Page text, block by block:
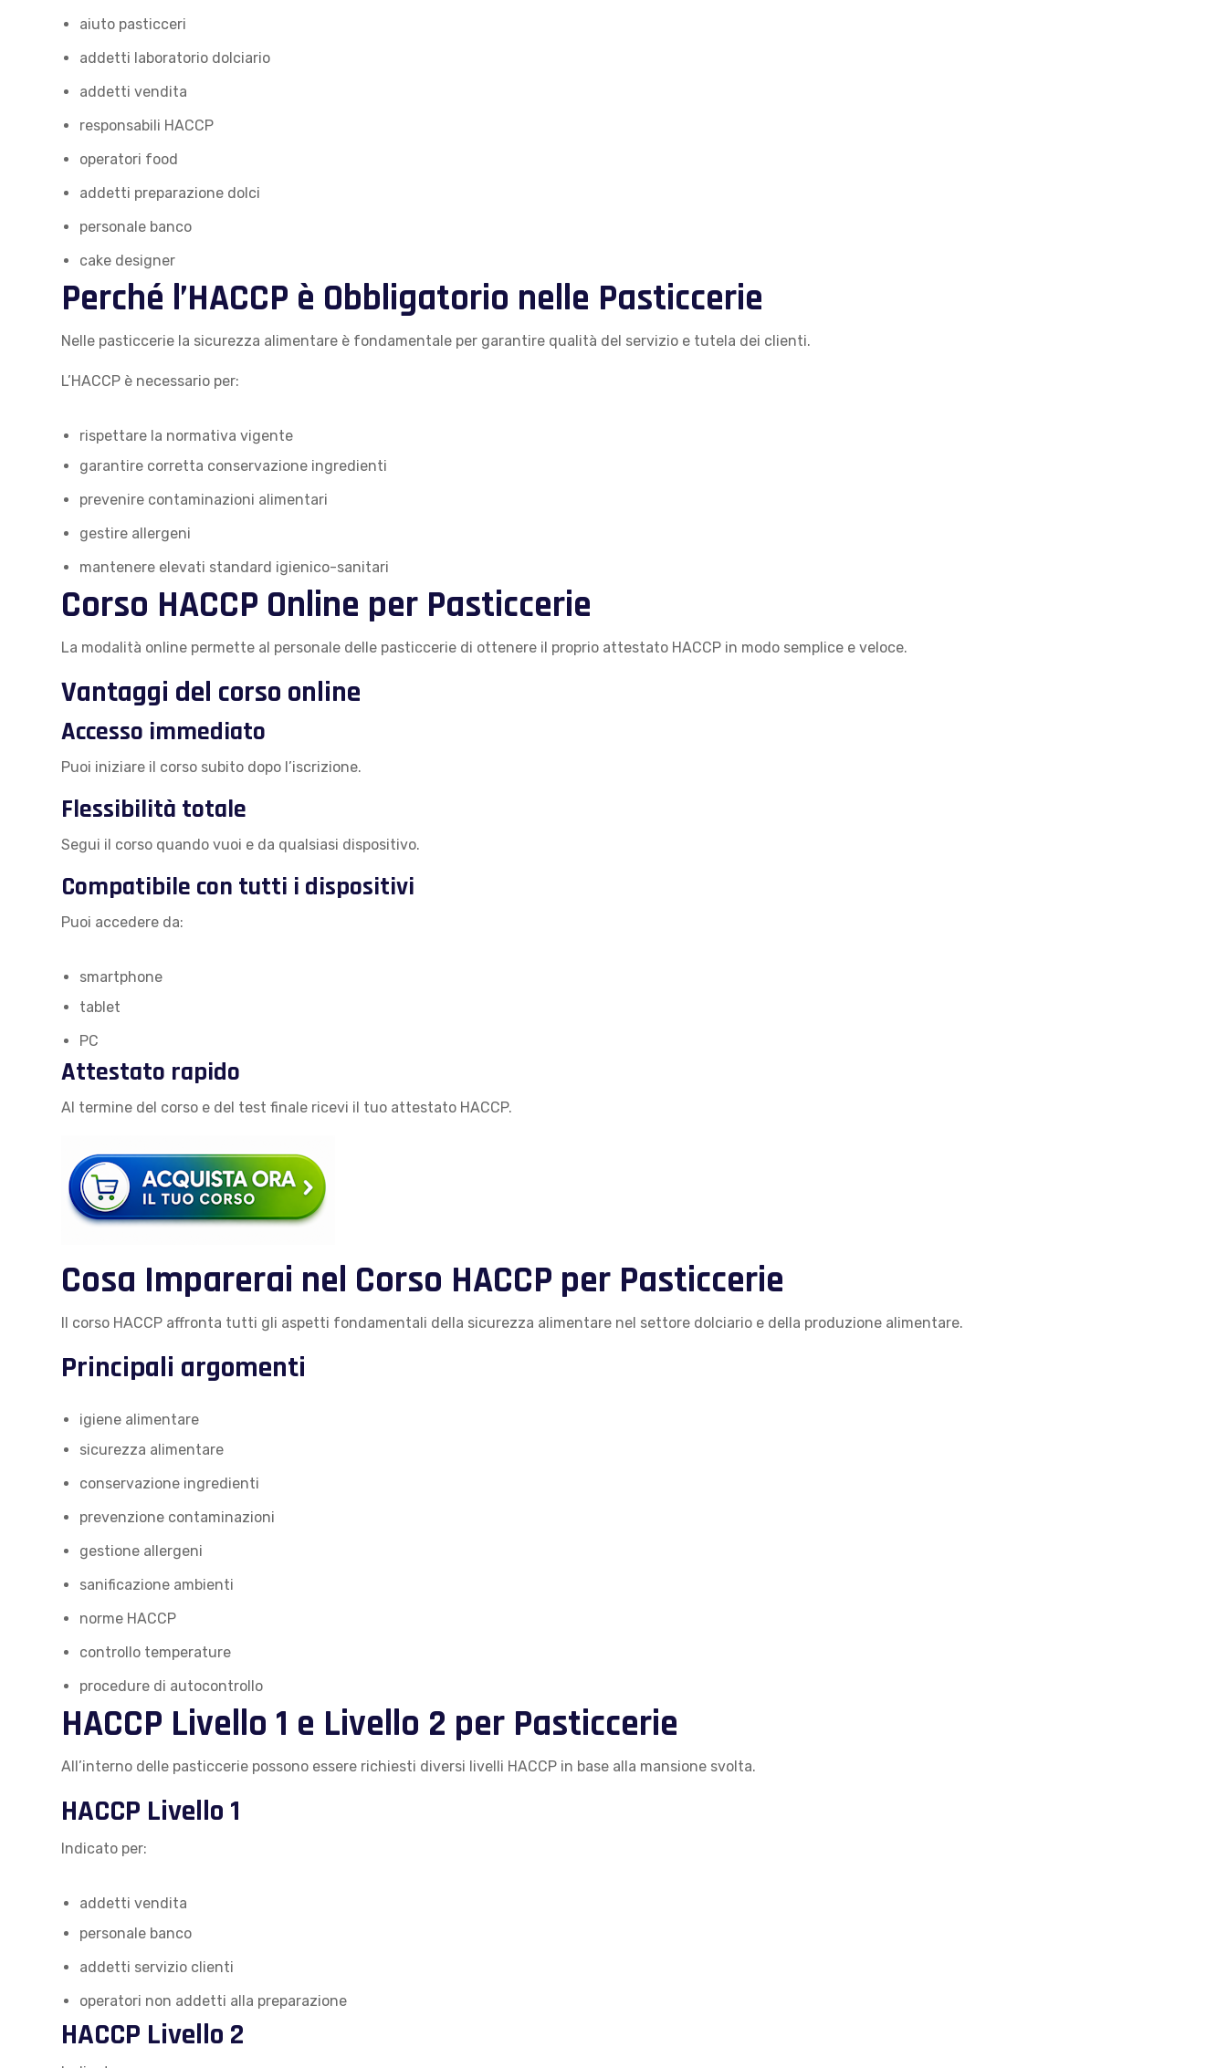
aiuto pasticceri
addetti laboratorio dolciario
addetti vendita
responsabili HACCP
operatori food
addetti preparazione dolci
personale banco
cake designer
Perché l’HACCP è Obbligatorio nelle Pasticcerie
Nelle pasticcerie la sicurezza alimentare è fondamentale per garantire qualità del servizio e tutela dei clienti.
L’HACCP è necessario per:
rispettare la normativa vigente
garantire corretta conservazione ingredienti
prevenire contaminazioni alimentari
gestire allergeni
mantenere elevati standard igienico-sanitari
Corso HACCP Online per Pasticcerie
La modalità online permette al personale delle pasticcerie di ottenere il proprio attestato HACCP in modo semplice e veloce.
Vantaggi del corso online
Accesso immediato
Puoi iniziare il corso subito dopo l’iscrizione.
Flessibilità totale
Segui il corso quando vuoi e da qualsiasi dispositivo.
Compatibile con tutti i dispositivi
Puoi accedere da:
smartphone
tablet
PC
Attestato rapido
Al termine del corso e del test finale ricevi il tuo attestato HACCP.
Cosa Imparerai nel Corso HACCP per Pasticcerie
Il corso HACCP affronta tutti gli aspetti fondamentali della sicurezza alimentare nel settore dolciario e della produzione alimentare.
Principali argomenti
igiene alimentare
sicurezza alimentare
conservazione ingredienti
prevenzione contaminazioni
gestione allergeni
sanificazione ambienti
norme HACCP
controllo temperature
procedure di autocontrollo
HACCP Livello 1 e Livello 2 per Pasticcerie
All’interno delle pasticcerie possono essere richiesti diversi livelli HACCP in base alla mansione svolta.
HACCP Livello 1
Indicato per:
addetti vendita
personale banco
addetti servizio clienti
operatori non addetti alla preparazione
HACCP Livello 2